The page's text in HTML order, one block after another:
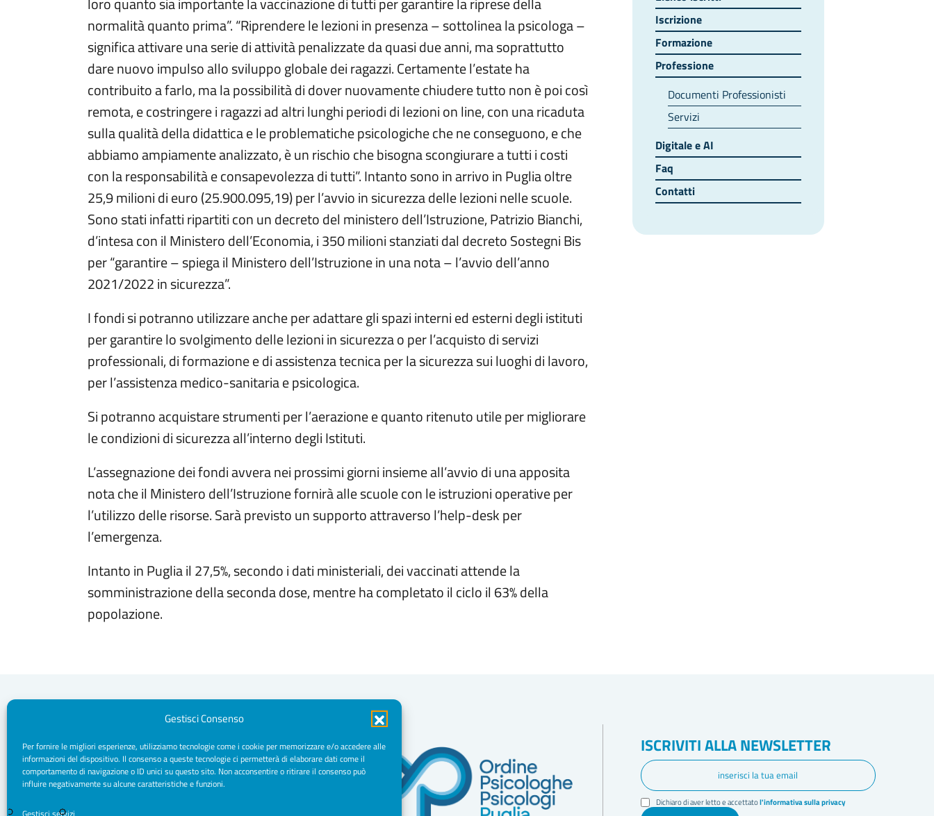
Gestisci Consenso
Per fornire le migliori esperienze, utilizziamo tecnologie come i cookie per memorizzare e/o accedere alle
informazioni del dispositivo. Il consenso a queste tecnologie ci permetterà di elaborare dati come il
comportamento di navigazione o ID unici su questo sito. Non acconsentire o ritirare il consenso può
influire negativamente su alcune caratteristiche e funzioni.
normalità quanto prima”. “Riprendere le lezioni in presenza – sottolinea la psicologa –
significa attivare una serie di attività penalizzate da quasi due anni, ma soprattutto
dare nuovo impulso allo sviluppo globale dei ragazzi. Certamente l’estate ha
contribuito a farlo, ma la possibilità di dover nuovamente chiudere tutto non è poi così
remota, e costringere i ragazzi ad altri lunghi periodi di lezioni on line, con una ricaduta
sulla qualità della didattica e le problematiche psicologiche che ne conseguono, e che
abbiamo ampiamente analizzato, è un rischio che bisogna scongiurare a tutti i costi
con la responsabilità e consapevolezza di tutti”. Intanto sono in arrivo in Puglia oltre
25,9 milioni di euro (25.900.095,19) per l’avvio in sicurezza delle lezioni nelle scuole.
Sono stati infatti ripartiti con un decreto del ministero dell’Istruzione, Patrizio Bianchi,
d’intesa con il Ministero dell’Economia, i 350 milioni stanziati dal decreto Sostegni Bis
per “garantire – spiega il Ministero dell’Istruzione in una nota – l’avvio dell’anno
2021/2022 in sicurezza”.
I fondi si potranno utilizzare anche per adattare gli spazi interni ed esterni degli istituti
per garantire lo svolgimento delle lezioni in sicurezza o per l’acquisto di servizi
professionali, di formazione e di assistenza tecnica per la sicurezza sui luoghi di lavoro,
per l’assistenza medico-sanitaria e psicologica.
Si potranno acquistare strumenti per l’aerazione e quanto ritenuto utile per migliorare
le condizioni di sicurezza all’interno degli Istituti.
L’assegnazione dei fondi avvera nei prossimi giorni insieme all’avvio di una apposita
nota che il Ministero dell’Istruzione fornirà alle scuole con le istruzioni operative per
l’utilizzo delle risorse. Sarà previsto un supporto attraverso l’help-desk per
l’emergenza.
Intanto in Puglia il 27,5%, secondo i dati ministeriali, dei vaccinati attende la
somministrazione della seconda dose, mentre ha completato il ciclo il 63% della
popolazione.
Iscrizione
Formazione
Professione
Documenti Professionisti
Servizi
Digitale e AI
Faq
Contatti
Segreteria Sede
Via Sparano da Bari, 170 - 70121 Bari
CF/ P. IVA: 93091790720
ISCRIVITI ALLA NEWSLETTER
Dichiaro di aver letto e accettatol'informativa sulla privacy